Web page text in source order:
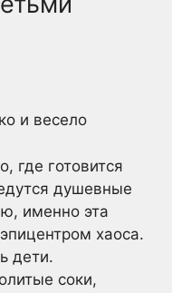
и весело
где готовится
душевные
именно эта
хаоса.
дети.
соки,